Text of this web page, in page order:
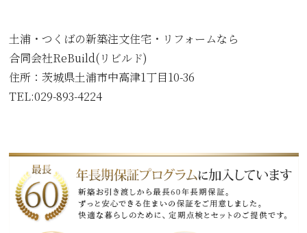
土浦・つくばの新築注文住宅・リフォームなら
合同会社ReBuild(リビルド)
住所： 茨城県土浦市中高津1丁目10-36
TEL:029-893-4224